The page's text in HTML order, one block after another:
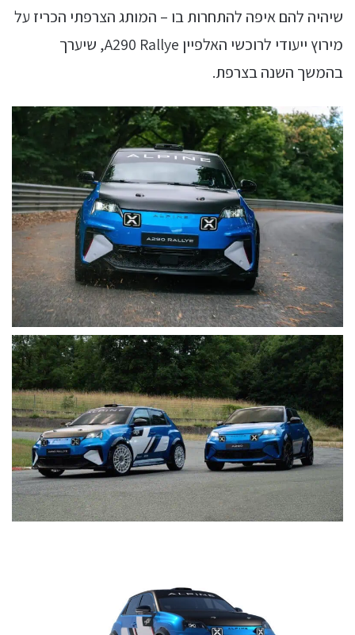
שיהיה להם איפה להתחרות בו – המותג הצרפתי הכריז על
מירוץ ייעודי לרוכשי האלפיין A290 Rallye, שיערך
בהמשך השנה בצרפת.